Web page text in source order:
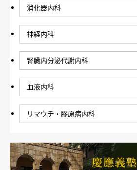
消化器内科
神経内科
腎臓内分泌代謝内科
血液内科
リマウチ・膠原病内科